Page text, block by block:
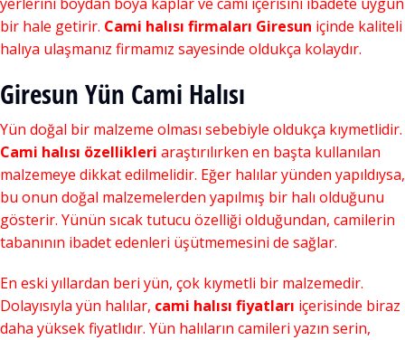
bir hale getirir. Cami halısı firmaları Giresun içinde kaliteli
halıya ulaşmanız firmamız sayesinde oldukça kolaydır.
Giresun Yün Cami Halısı
Yün doğal bir malzeme olması sebebiyle oldukça kıymetlidir.
Cami halısı özellikleri araştırılırken en başta kullanılan
malzemeye dikkat edilmelidir. Eğer halılar yünden yapıldıysa,
bu onun doğal malzemelerden yapılmış bir halı olduğunu
gösterir. Yünün sıcak tutucu özelliği olduğundan, camilerin
tabanının ibadet edenleri üşütmemesini de sağlar.
En eski yıllardan beri yün, çok kıymetli bir malzemedir.
Dolayısıyla yün halılar, cami halısı fiyatları içerisinde biraz
daha yüksek fiyatlıdır. Yün halıların camileri yazın serin,